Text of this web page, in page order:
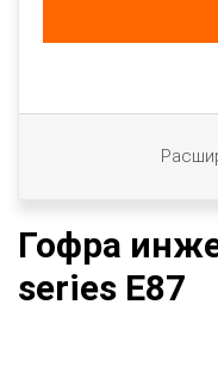
Гофра
series E87